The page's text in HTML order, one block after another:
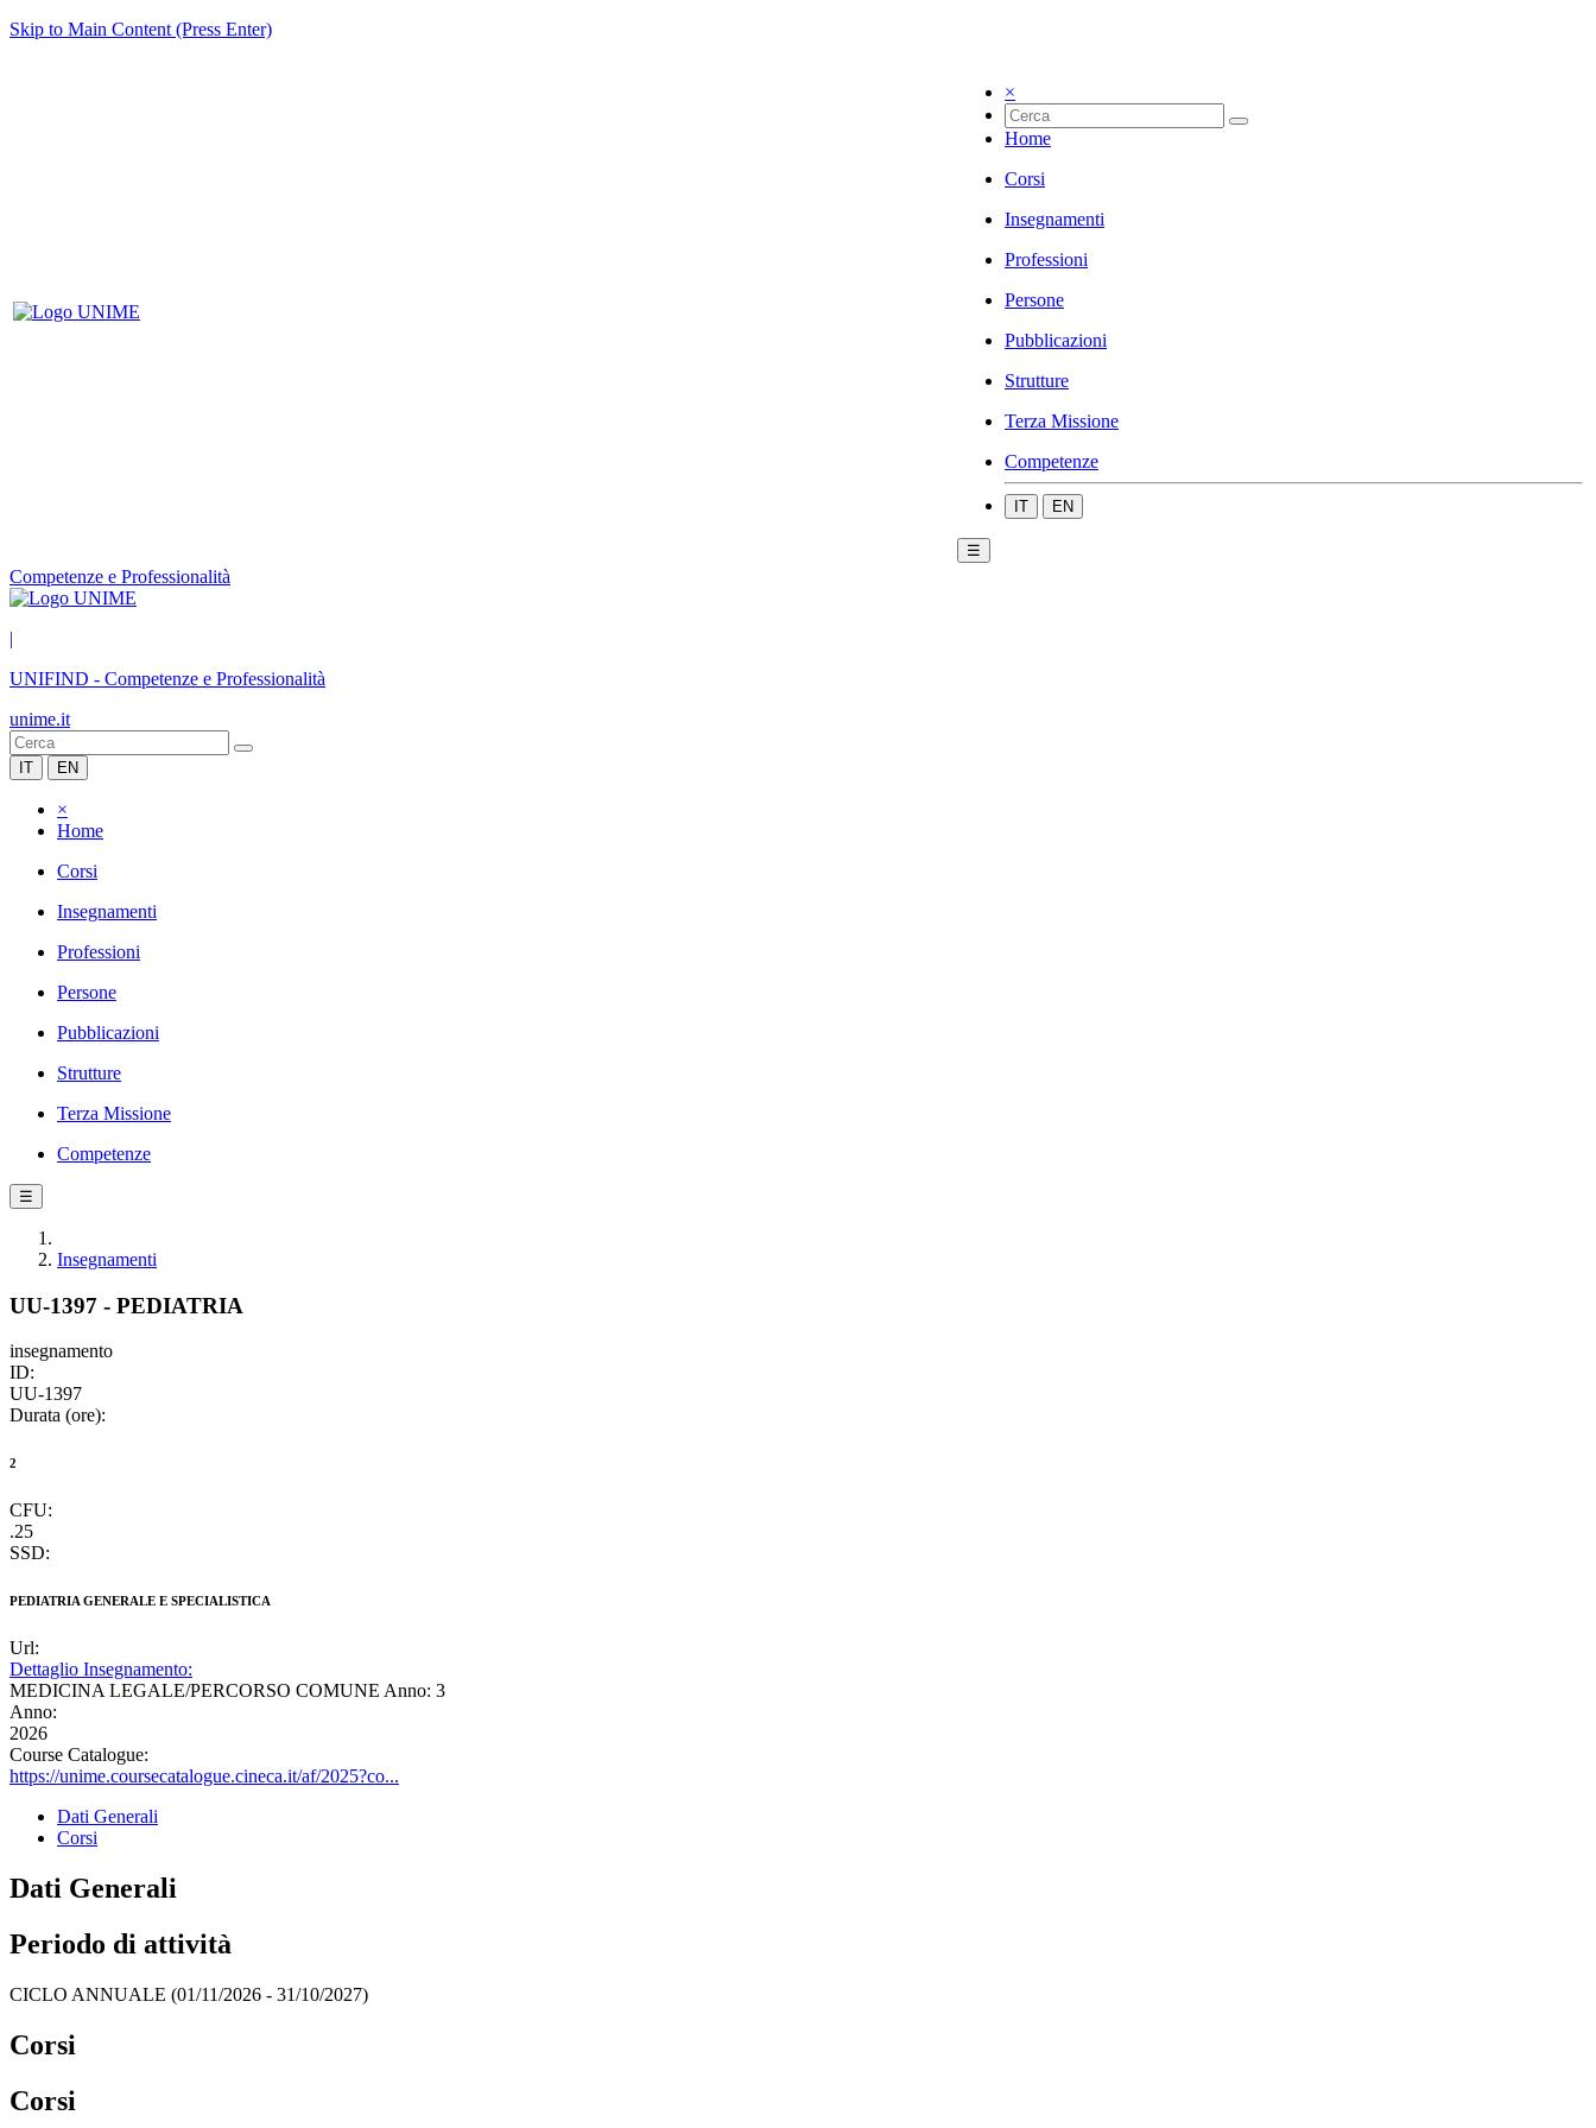
Skip to Main Content (Press Enter)
×
Home
Corsi
Insegnamenti
Professioni
Persone
Pubblicazioni
Strutture
Terza Missione
Competenze
IT EN
☰
Competenze e Professionalità
|
UNIFIND - Competenze e Professionalità
unime.it
IT EN
×
Home
Corsi
Insegnamenti
Professioni
Persone
Pubblicazioni
Strutture
Terza Missione
Competenze
☰
Insegnamenti
UU-1397 - PEDIATRIA
insegnamento
ID:
UU-1397
Durata (ore):
2
CFU:
.25
SSD:
PEDIATRIA GENERALE E SPECIALISTICA
Url:
Dettaglio Insegnamento:
MEDICINA LEGALE/PERCORSO COMUNE Anno: 3
Anno:
2026
Course Catalogue:
https://unime.coursecatalogue.cineca.it/af/2025?co...
Dati Generali
Corsi
Dati Generali
Periodo di attività
CICLO ANNUALE (01/11/2026 - 31/10/2027)
Corsi
Corsi